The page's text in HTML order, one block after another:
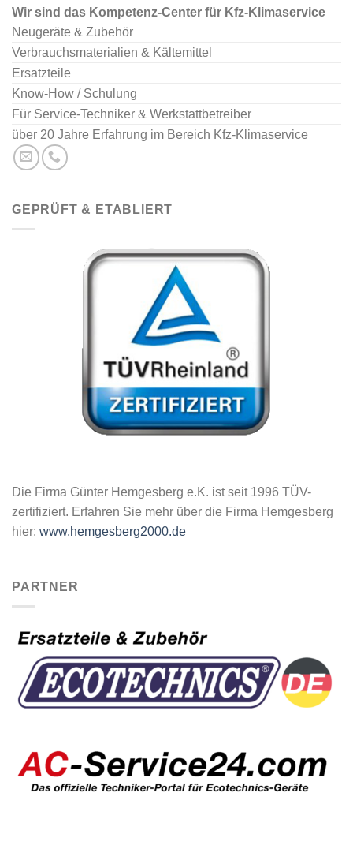
Wir sind das Kompetenz-Center für Kfz-Klimaservice
Neugeräte & Zubehör
Verbrauchsmaterialien & Kältemittel
Ersatzteile
Know-How / Schulung
Für Service-Techniker & Werkstattbetreiber
über 20 Jahre Erfahrung im Bereich Kfz-Klimaservice
GEPRÜFT & ETABLIERT
Die Firma Günter Hemgesberg e.K. ist seit 1996 TÜV-
zertifiziert. Erfahren Sie mehr über die Firma Hemgesberg
hier: www.hemgesberg2000.de
PARTNER